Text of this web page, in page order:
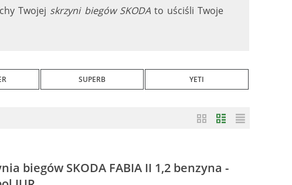
Twojej skrzyni biegów SKODAto uściśli Twoje
SUPERB YETI
biegów SKODA FABIA II 1,2 benzyna -